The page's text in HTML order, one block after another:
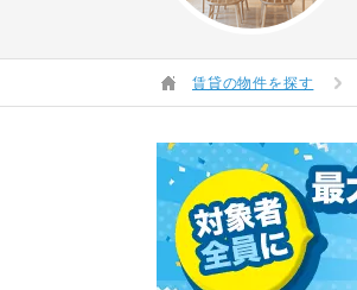
賃貸の物件を探す